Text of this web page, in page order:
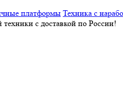
платформы Техника с
техники с доставкой по России!